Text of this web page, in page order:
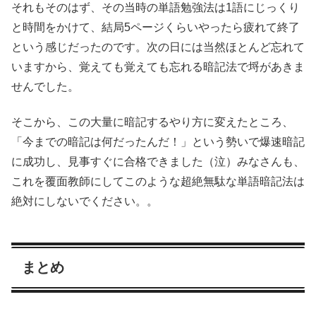
それもそのはず、その当時の単語勉強法は1語にじっくり
と時間をかけて、結局5ページくらいやったら疲れて終了
という感じだったのです。次の日には当然ほとんど忘れて
いますから、覚えても覚えても忘れる暗記法で埒があきま
せんでした。
そこから、この大量に暗記するやり方に変えたところ、
「今までの暗記は何だったんだ！」という勢いで爆速暗記
に成功し、見事すぐに合格できました（泣）みなさんも、
これを覆面教師にしてこのような超絶無駄な単語暗記法は
絶対にしないでください。。
まとめ